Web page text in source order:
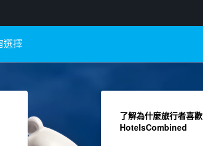
選擇
了解為什麼旅行者喜歡
HotelsCombined